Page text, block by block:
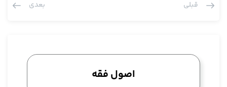
واقع هم می دانند و تعبد هم می دانند به خاطر نصوص روایاتی که
آن وقت این سوال طبیعتا مطرح می شود که نسبت بین لا تنقض
الیقین بالشک با أ فيونس بن عبد الرحمن ثقة آخذ عنه ما أحتاج إليه من
معالم ديني؟ چیست، سوال این است، صاحب کفایه آمد گفت
قبلی بعدی
اصول فقه